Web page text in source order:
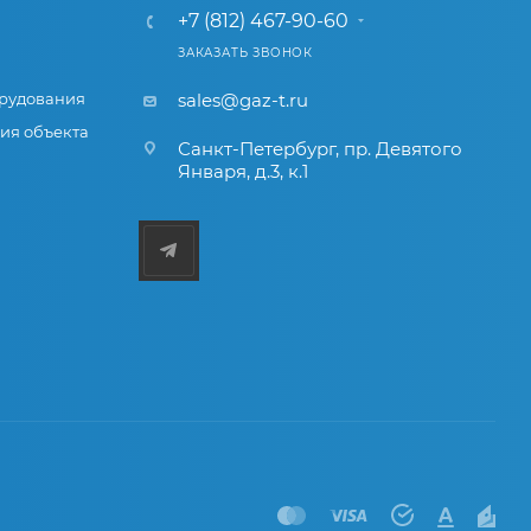
объекта
+7 (812) 467-90-60
ЗАКАЗАТЬ ЗВОНОК
sales@gaz-t.ru
Санкт-Петербург, пр. Девятого
Января, д.3, к.1